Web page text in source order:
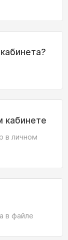
кабинете
в личном
в файле